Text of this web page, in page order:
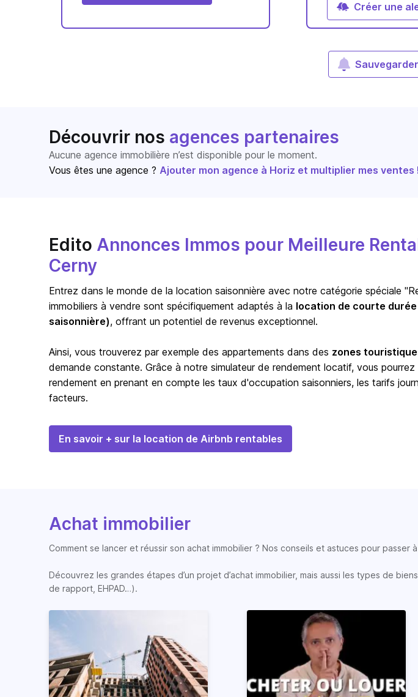
Créer une
Découvrir nos agences partenaires
Aucune agence immobilière n’est disponible pour le moment.
Vous êtes une agence ? Ajouter mon agence à Horiz et multiplier mes ventes !
Edito Annonces Immos pour Meilleure
Cerny
Entrez dans le monde de la location saisonnière avec notre catégorie spéciale
immobiliers à vendre sont spécifiquement adaptés à la location de courte
saisonnière), offrant un potentiel de revenus exceptionnel.
Ainsi, vous trouverez par exemple des appartements dans des zones
demande constante. Grâce à notre simulateur de rendement locatif, vous
rendement en prenant en compte les taux d'occupation saisonniers, les tarifs
facteurs.
En savoir + sur la location de Airbnb rentables
Achat immobilier
Comment se lancer et réussir son achat immobilier ? Nos conseils et astuces pour passer à
Découvrez les grandes étapes d’un projet d’achat immobilier, mais aussi les types de
de rapport, EHPAD…).